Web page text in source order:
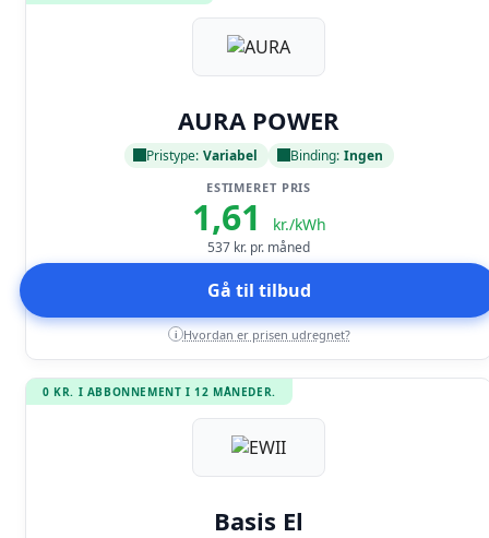
AURA POWER
Pristype: Variabel Binding: Ingen
ESTIMERET PRIS
1,61 kr./kWh
537 kr. pr. måned
Gå til tilbud
i Hvordan er prisen udregnet?
0 KR. I ABBONNEMENT I 12 MÅNEDER.
Basis El